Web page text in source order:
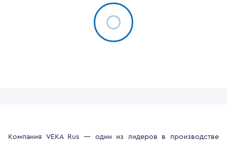
Компания VEKA Rus — один из лидеров в производстве